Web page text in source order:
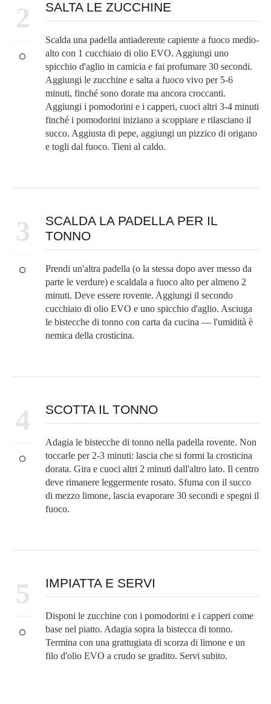
2 SALTA LE ZUCCHINE
Scalda una padella antiaderente capiente a fuoco medio-
alto con 1 cucchiaio di olio EVO. Aggiungi uno
spicchio d'aglio in camicia e fai profumare 30 secondi.
Aggiungi le zucchine e salta a fuoco vivo per 5-6
minuti, finché sono dorate ma ancora croccanti.
Aggiungi i pomodorini e i capperi, cuoci altri 3-4 minuti
finché i pomodorini iniziano a scoppiare e rilasciano il
succo. Aggiusta di pepe, aggiungi un pizzico di origano
e togli dal fuoco. Tieni al caldo.
3
SCALDA LA PADELLA PER IL
TONNO
Prendi un'altra padella (o la stessa dopo aver messo da
parte le verdure) e scaldala a fuoco alto per almeno 2
minuti. Deve essere rovente. Aggiungi il secondo
cucchiaio di olio EVO e uno spicchio d'aglio. Asciuga
le bistecche di tonno con carta da cucina — l'umidità è
nemica della crosticina.
4 SCOTTA IL TONNO
Adagia le bistecche di tonno nella padella rovente. Non
toccarle per 2-3 minuti: lascia che si formi la crosticina
dorata. Gira e cuoci altri 2 minuti dall'altro lato. Il centro
deve rimanere leggermente rosato. Sfuma con il succo
di mezzo limone, lascia evaporare 30 secondi e spegni il
fuoco.
5 IMPIATTA E SERVI
Disponi le zucchine con i pomodorini e i capperi come
base nel piatto. Adagia sopra la bistecca di tonno.
Termina con una grattugiata di scorza di limone e un
filo d'olio EVO a crudo se gradito. Servi subito.